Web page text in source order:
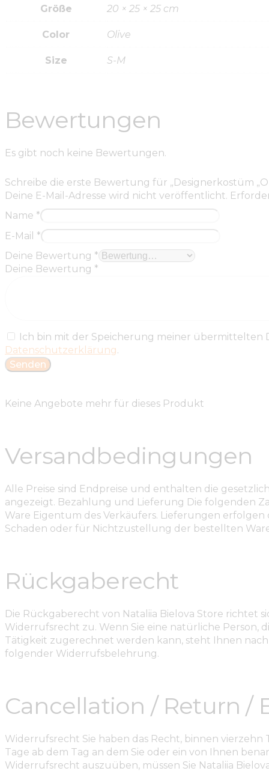
Größe 20 × 25 × 25 cm
Color Olive
Size S-M
Bewertungen
Es gibt noch keine Bewertungen.
Schreibe die erste Bewertung für „Designerkostüm
Deine E-Mail-Adresse wird nicht veröffentlicht.
Name *
E-Mail *
Deine Bewertung *
Deine Bewertung *
Ich bin mit der Speicherung meiner übermittelten
Datenschutzerklärung.
Keine Angebote mehr für dieses Produkt
Versandbedingungen
Alle Preise sind Endpreise und enthalten die
angezeigt. Bezahlung und Lieferung Die folgenden
Ware Eigentum des Verkäufers. Lieferungen
Schaden oder für Nichtzustellung der bestellten
Rückgaberecht
Die Rückgaberecht von Nataliia Bielova Store richtet
Widerrufsrecht zu. Wenn Sie eine natürliche
Tätigkeit zugerechnet werden kann, steht Ihnen
folgender Widerrufsbelehrung.
Cancellation / Return /
Widerrufsrecht Sie haben das Recht, binnen
Tage ab dem Tag an dem Sie oder ein von Ihnen
Widerrufsrecht auszuüben, müssen Sie Nataliia